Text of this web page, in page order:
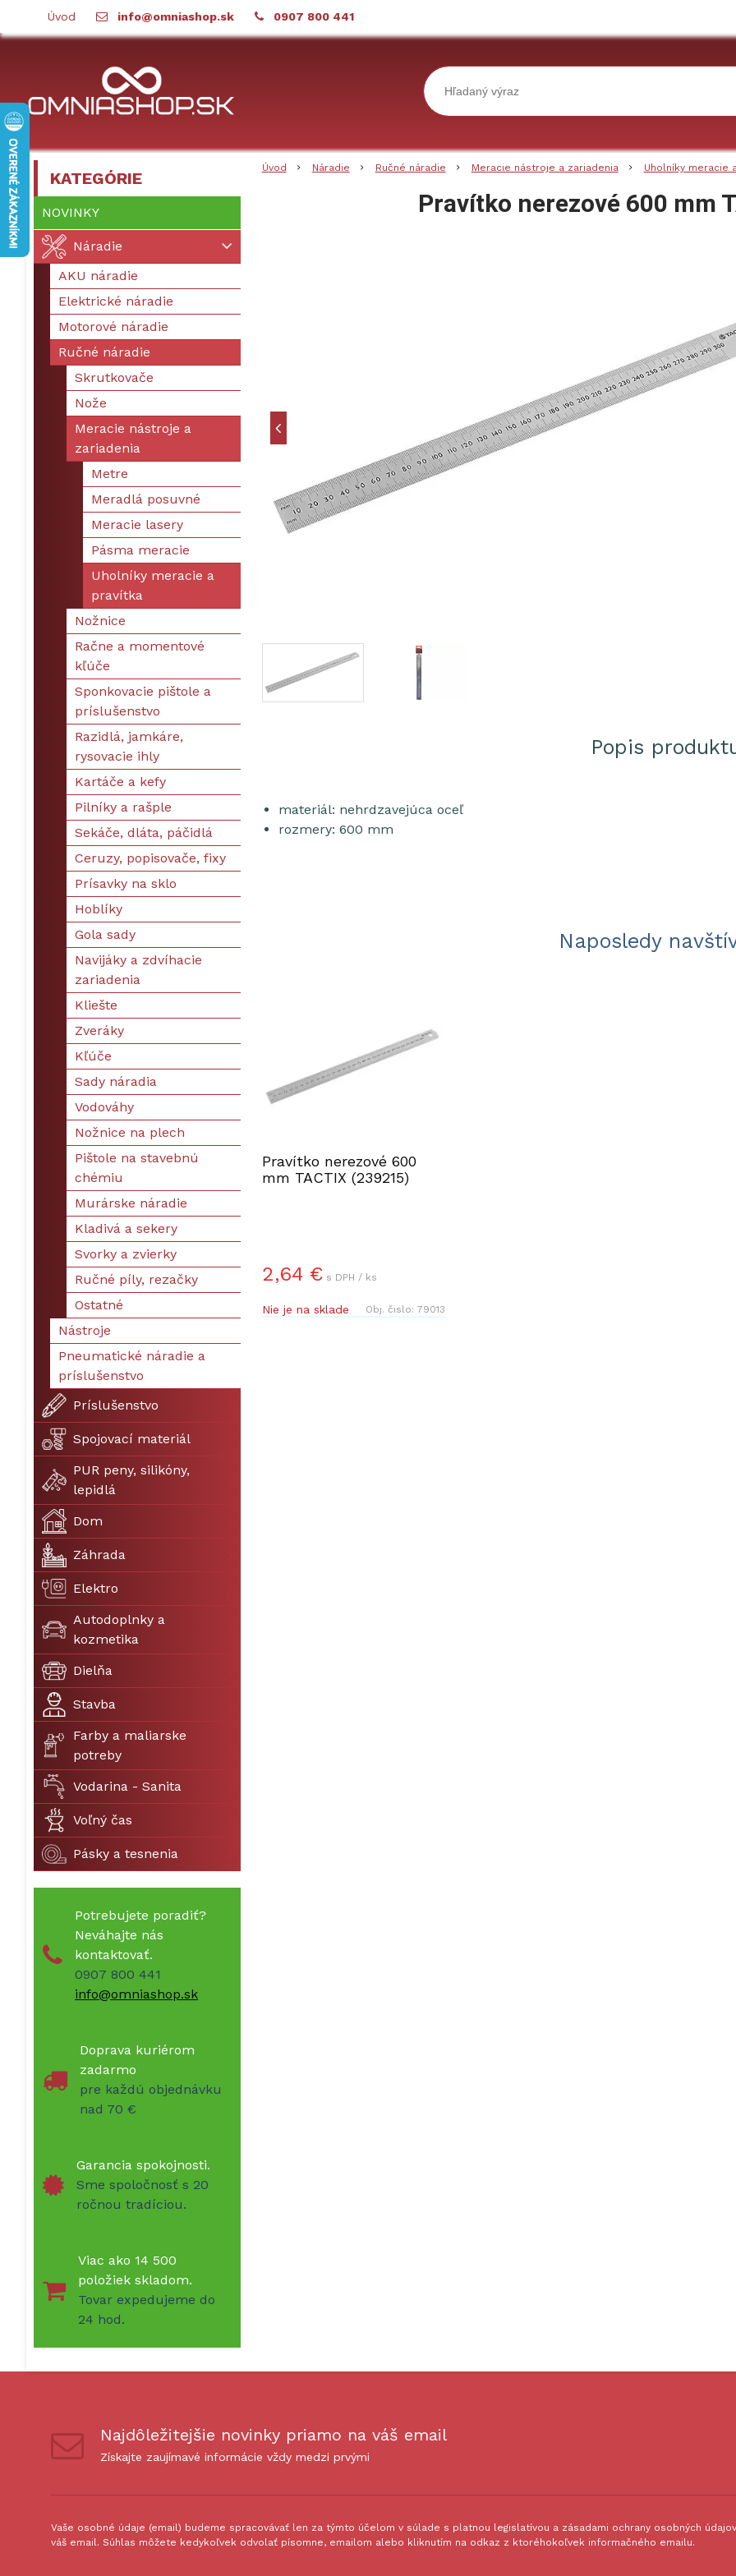
Úvod info@omniashop.sk 0907 800 441
Úvod Náradie Ručné náradie Meracie nástroje a zariadenia Uholníky meracie
Pravítko nerezové 600 mm
Popis
materiál: nehrdzavejúca oceľ
rozmery: 600 mm
Naposledy
Pravítko nerezové 600
mm TACTIX (239215)
2,64 € s DPH / ks
Nie je na sklade Obj. čislo:79013
KATEGÓRIE
NOVINKY
Náradie
AKU náradie
Elektrické náradie
Motorové náradie
Ručné náradie
Skrutkovače
Nože
Meracie nástroje a
zariadenia
Metre
Meradlá posuvné
Meracie lasery
Pásma meracie
Uholníky meracie a
pravítka
Nožnice
Račne a momentové
kľúče
Sponkovacie pištole a
príslušenstvo
Razidlá, jamkáre,
rysovacie ihly
Kartáče a kefy
Pilníky a rašple
Sekáče, dláta, páčidlá
Ceruzy, popisovače, fixy
Prísavky na sklo
Hoblíky
Gola sady
Navijáky a zdvíhacie
zariadenia
Kliešte
Zveráky
Kľúče
Sady náradia
Vodováhy
Nožnice na plech
Pištole na stavebnú
chémiu
Murárske náradie
Kladivá a sekery
Svorky a zvierky
Ručné píly, rezačky
Ostatné
Nástroje
Pneumatické náradie a
príslušenstvo
Príslušenstvo
Spojovací materiál
PUR peny, silikóny,
lepidlá
Dom
Záhrada
Elektro
Autodoplnky a
kozmetika
Dielňa
Stavba
Farby a maliarske
potreby
Vodarina - Sanita
Voľný čas
Pásky a tesnenia
Potrebujete poradiť?
Neváhajte nás
kontaktovať.
0907 800 441
info@omniashop.sk
Doprava kuriérom
zadarmo
pre každú objednávku
nad 70 €
Garancia spokojnosti.
Sme spoločnosť s 20
ročnou tradíciou.
Viac ako 14 500
položiek skladom.
Tovar expedujeme do
24 hod.
Najdôležitejšie novinky priamo na váš email
Získajte zaujímavé informácie vždy medzi prvými
Vaše osobné údaje (email) budeme spracovávať len za týmto účelom v súlade s platnou legislatívou a zásadami ochrany osobných
váš email. Súhlas môžete kedykoľvek odvolať písomne, emailom alebo kliknutím na odkaz z ktoréhokoľvek informačného emailu.